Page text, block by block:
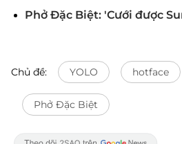
Phở Đặc Biệt: 'Cưới được
Chủ đề: YOLO hotface
Phở Đặc Biệt